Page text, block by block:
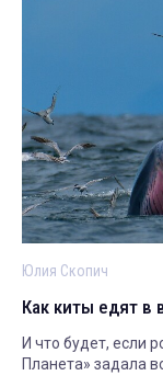
Юлия Скопич
Как киты едят в
И что будет, если
Планета» задала